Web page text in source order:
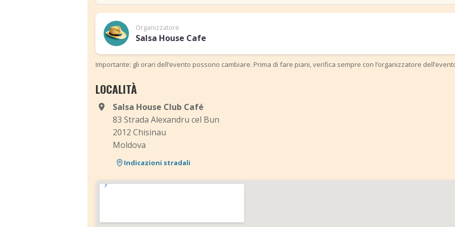
Organizzatore
Salsa House Cafe
Importante: gli orari dell’evento possono cambiare. Prima di fare piani, verifica sempre con l’organizzatore
LOCALITÀ
Salsa House Club Café
83 Strada Alexandru cel Bun
2012 Chisinau
Moldova
Indicazioni stradali